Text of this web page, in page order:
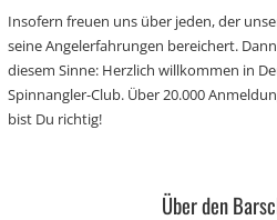
Insofern freuen uns über jeden, der
seine Angelerfahrungen bereichert.
diesem Sinne: Herzlich willkommen in
Spinnangler-Club. Über 20.000
bist Du richtig!
Über den